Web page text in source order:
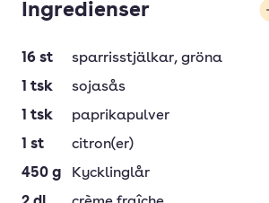
Ingredienser
16 st sparrisstjälkar, gröna
1 tsk
sojasås
1 tsk
paprikapulver
1 st
citron(er)
450 g
Kycklinglår